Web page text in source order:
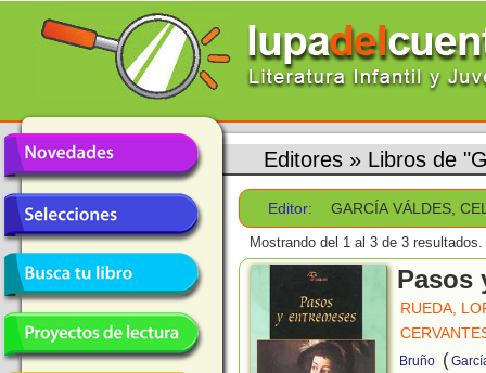
Editores » Libros de
Editor: GARCÍA VÁLDES,
Mostrando del 1 al 3 de 3 resultados.
Pasos
RUEDA,
Bruño (